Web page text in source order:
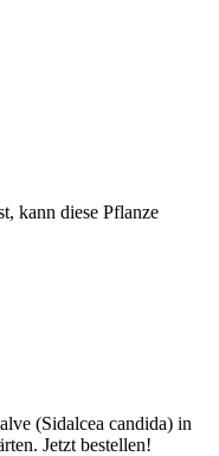
kann diese Pflanze
(Sidalcea candida) in
Jetzt bestellen!